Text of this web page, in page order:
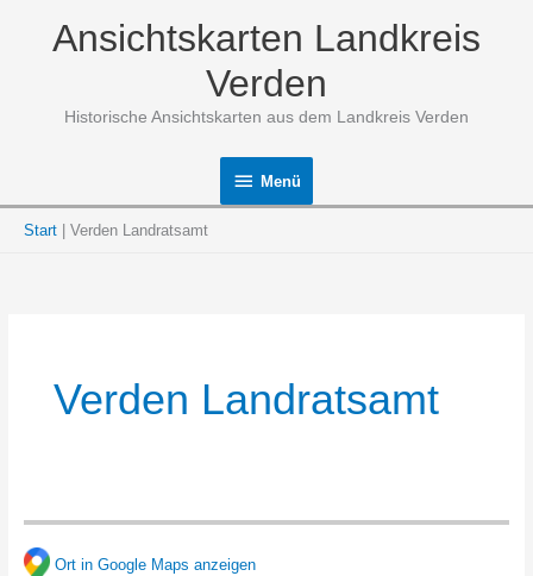
Ansichtskarten Landkreis
Verden
Historische Ansichtskarten aus dem Landkreis Verden
Menü
Menü
Start Verden Landratsamt
Verden Landratsamt
Ort in Google Maps anzeigen